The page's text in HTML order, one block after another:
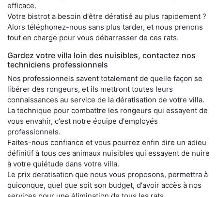
efficace.
Votre bistrot a besoin d'être dératisé au plus rapidement ?
Alors téléphonez-nous sans plus tarder, et nous prenons
tout en charge pour vous débarrasser de ces rats.
Gardez votre villa loin des nuisibles, contactez nos
techniciens professionnels
Nos professionnels savent totalement de quelle façon se
libérer des rongeurs, et ils mettront toutes leurs
connaissances au service de la dératisation de votre villa.
La technique pour combattre les rongeurs qui essayent de
vous envahir, c'est notre équipe d'employés
professionnels.
Faites-nous confiance et vous pourrez enfin dire un adieu
définitif à tous ces animaux nuisibles qui essayent de nuire
à votre quiétude dans votre villa.
Le prix deratisation que nous vous proposons, permettra à
quiconque, quel que soit son budget, d'avoir accès à nos